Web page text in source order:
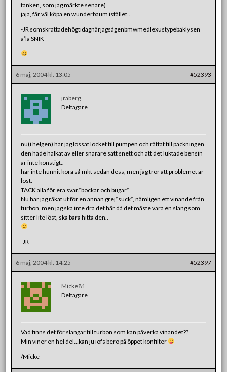
tanken, som jag märkte senare)
jaja, får väl köpa en wunderbaum istället..
-JR somskrattadehögtidagnärjagsågenbmwmedlexustypebaklysen
a’la SNIK
6 maj, 2004 kl. 13:05 #52393
jraberg
Deltagare
nu(i helgen) har jag lossat locket till pumpen och rättat till packningen.
den hade halkat av eller snarare satt snett och att det luktade bensin
är inte konstigt..
har inte hunnit köra så mkt sedan dess, men jag tror att problemet är
löst.
TACK alla för era svar.*bockar och bugar*
Nu har jag råkat ut för en annan grej*suck*, nämligen ett vinande från
turbon, men jag ska inte dra det här då det måste vara en slang som
sitter lite löst, ska bara hitta den..
-JR
6 maj, 2004 kl. 14:25 #52397
Micke81
Deltagare
Vad finns det för slangar till turbon som kan påverka vinandet??
Min viner en hel del…kan ju iofs bero på öppet konfilter
/Micke